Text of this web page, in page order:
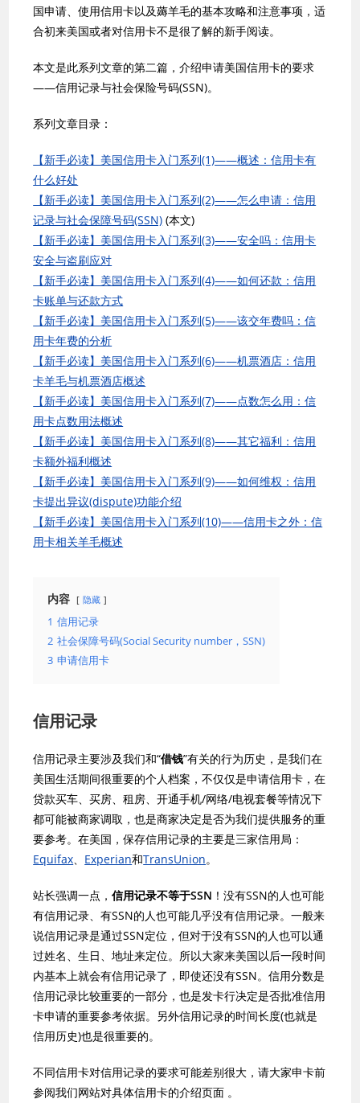
国申请、使用信用卡以及薅羊毛的基本攻略和注意事项，适
合初来美国或者对信用卡不是很了解的新手阅读。
本文是此系列文章的第二篇，介绍申请美国信用卡的要求
——信用记录与社会保险号码(SSN)。
系列文章目录：
【新手必读】美国信用卡入门系列(1)——概述：信用卡有
什么好处
【新手必读】美国信用卡入门系列(2)——怎么申请：信用
记录与社会保障号码(SSN) (本文)
【新手必读】美国信用卡入门系列(3)——安全吗：信用卡
安全与盗刷应对
【新手必读】美国信用卡入门系列(4)——如何还款：信用
卡账单与还款方式
【新手必读】美国信用卡入门系列(5)——该交年费吗：信
用卡年费的分析
【新手必读】美国信用卡入门系列(6)——机票酒店：信用
卡羊毛与机票酒店概述
【新手必读】美国信用卡入门系列(7)——点数怎么用：信
用卡点数用法概述
【新手必读】美国信用卡入门系列(8)——其它福利：信用
卡额外福利概述
【新手必读】美国信用卡入门系列(9)——如何维权：信用
卡提出异议(dispute)功能介绍
【新手必读】美国信用卡入门系列(10)——信用卡之外：信
用卡相关羊毛概述
内容 隐藏
1 信用记录
2 社会保障号码(Social Security number，SSN)
3 申请信用卡
信用记录
信用记录主要涉及我们和“借钱”有关的行为历史，是我们在
美国生活期间很重要的个人档案，不仅仅是申请信用卡，在
贷款买车、买房、租房、开通手机/网络/电视套餐等情况下
都可能被商家调取，也是商家决定是否为我们提供服务的重
要参考。在美国，保存信用记录的主要是三家信用局：
Equifax、 Experian和TransUnion。
站长强调一点，信用记录不等于SSN ！没有SSN的人也可能
有信用记录、有SSN的人也可能几乎没有信用记录。一般来
说信用记录是通过SSN定位，但对于没有SSN的人也可以通
过姓名、生日、地址来定位。所以大家来美国以后一段时间
内基本上就会有信用记录了，即使还没有SSN。信用分数是
信用记录比较重要的一部分，也是发卡行决定是否批准信用
卡申请的重要参考依据。另外信用记录的时间长度(也就是
信用历史)也是很重要的。
不同信用卡对信用记录的要求可能差别很大，请大家申卡前
参阅我们网站对具体信用卡的介绍页面 。